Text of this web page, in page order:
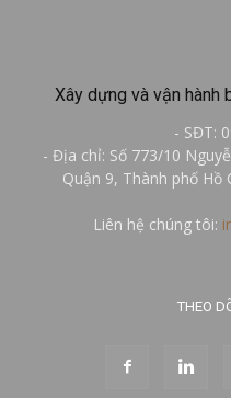
Xây dựng và vận hành
- SĐT:
- Địa chỉ: Số 773/10
Quận 9, Thành phố Hồ
Liên hệ chúng tôi:
THEO